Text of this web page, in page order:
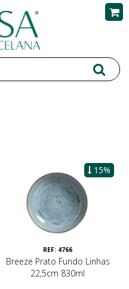
15%
REF: 4766
Breeze Prato Fundo Linhas
22,5cm 830ml